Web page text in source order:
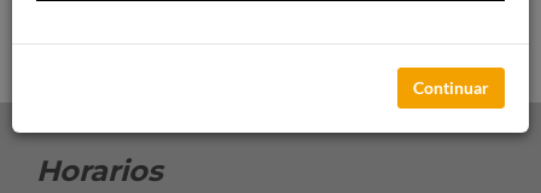
Horarios
Continuar